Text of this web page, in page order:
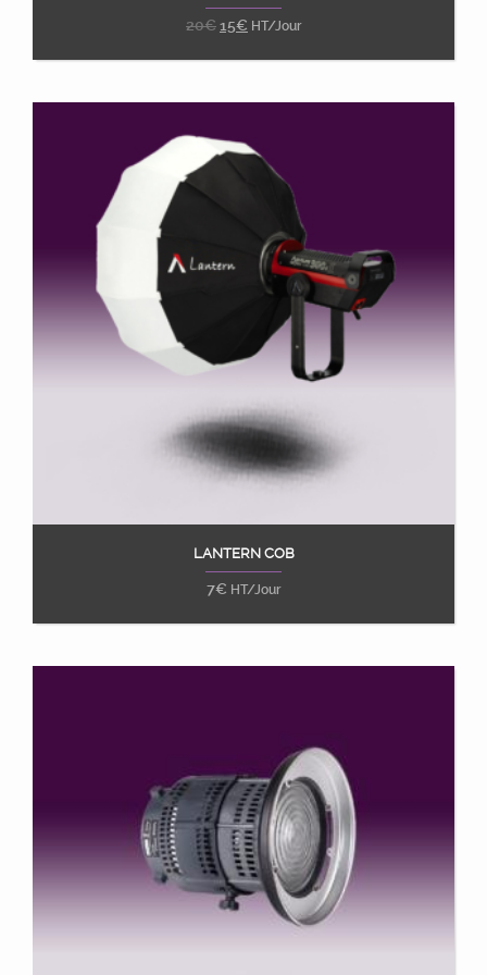
20€15€ HT/Jour
Ajouter au panier
LANTERN COB
7€ HT/Jour